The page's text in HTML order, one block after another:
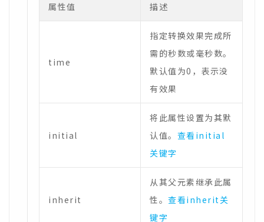
属性值 描述
time
指定转换效果完成所
需的秒数或毫秒数。
默认值为0，表示没
有效果
initial
将此属性设置为其默
认值。 查看initial
关键字
inherit
从其父元素继承此属
性。 查看inherit关
键字